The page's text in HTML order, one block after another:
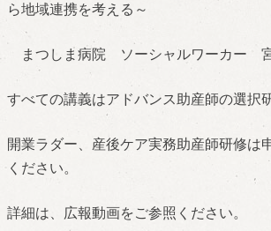
ら地域連携を考える～
まつしま病院 ソーシャルワーカー
すべての講義はアドバンス助産師の選択
開業ラダー、産後ケア実務助産師研修は
ください。
詳細は、広報動画をご参照ください。